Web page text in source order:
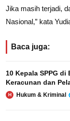
Jika masih terjadi,
Nasional,” kata
Baca juga:
10 Kepala SPPG
Keracunan dan
H Hukum & Kriminal